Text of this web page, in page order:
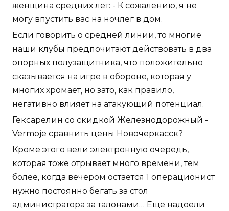
женщина средних лет: - К сожалению, я не
могу впустить вас на ночлег в дом.
Если говорить о средней линии, то многие
наши клубы предпочитают действовать в два
опорных полузащитника, что положительно
сказывается на игре в обороне, которая у
многих хромает, но зато, как правило,
негативно влияет на атакующий потенциал.
Гексарелин со скидкой Железнодорожный -
Vermoje сравнить цены Новочеркасск?
Кроме этого вели электронную очередь,
которая тоже отрывает много времени, тем
более, когда вечером остается 1 операционист
нужно постоянно бегать за стол
администратора за талонами… Еще надоели